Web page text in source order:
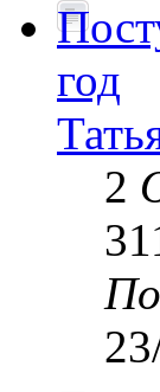
год
2